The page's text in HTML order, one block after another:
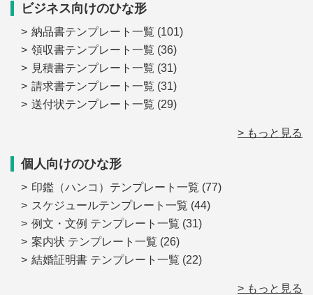
ビジネス向けのひな形
納品書テンプレート一覧 (101)
領収書テンプレート一覧 (36)
見積書テンプレート一覧 (31)
請求書テンプレート一覧 (31)
送付状テンプレート一覧 (29)
> もっと見る
個人向けのひな形
印鑑（ハンコ）テンプレート一覧 (77)
スケジュールテンプレート一覧 (44)
例文・文例 テンプレート一覧 (31)
案内状 テンプレート一覧 (26)
結婚証明書 テンプレート一覧 (22)
> もっと見る